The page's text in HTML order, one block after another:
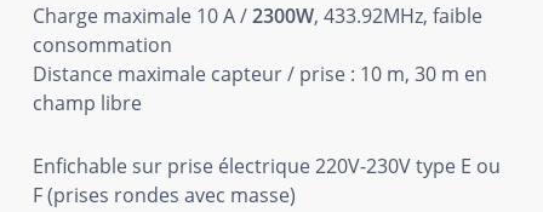
Charge maximale 10 A /2300W, 433.92MHz, faible
consommation
Distance maximale capteur / prise : 10 m, 30 m en
champ libre
Enfichable sur prise électrique 220V-230V type E ou
F (prises rondes avec masse)